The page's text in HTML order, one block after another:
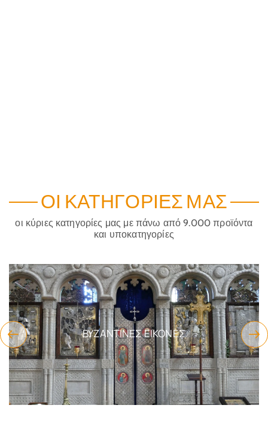
ΟΙ ΚΑΤΗΓΟΡΊΕΣ ΜΑΣ
οι κύριες κατηγορίες μας με πάνω από 9.000 προϊόντα
και υποκατηγορίες
ΕΊΔΗ ΔΏΡΩΝ